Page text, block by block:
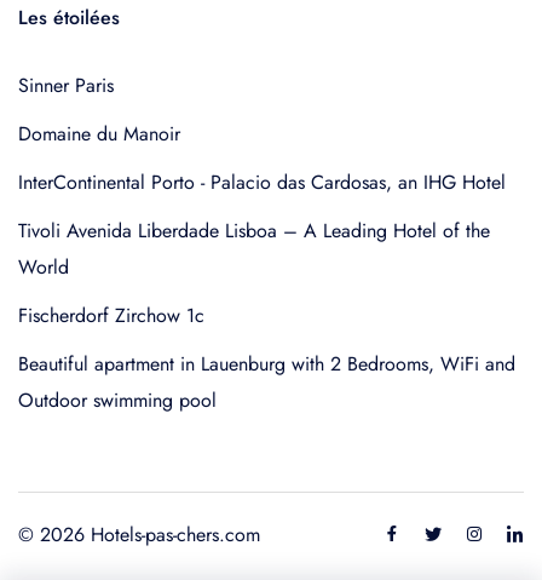
Les étoilées
Sinner Paris
Domaine du Manoir
InterContinental Porto - Palacio das Cardosas, an IHG Hotel
Tivoli Avenida Liberdade Lisboa – A Leading Hotel of the
World
Fischerdorf Zirchow 1c
Beautiful apartment in Lauenburg with 2 Bedrooms, WiFi and
Outdoor swimming pool
© 2026 Hotels-pas-chers.com